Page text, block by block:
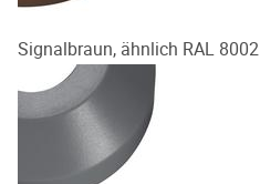
Signalbraun, ähnlich RAL 8002